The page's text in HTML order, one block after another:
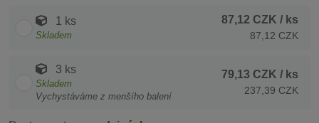
1 ks
Skladem
87,12 CZK / ks
87,12 CZK
3 ks
Skladem
Vychystáváme z menšího balení
79,13 CZK / ks
237,39 CZK